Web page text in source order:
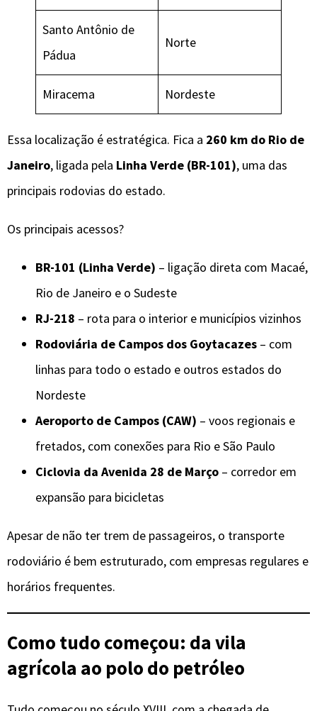
Santo Antônio de
Pádua
Norte
Miracema Nordeste
Essa localização é estratégica. Fica a 260 km do Rio de
Janeiro, ligada pela Linha Verde (BR-101), uma das
principais rodovias do estado.
Os principais acessos?
BR-101 (Linha Verde) – ligação direta com Macaé,
Rio de Janeiro e o Sudeste
RJ-218 – rota para o interior e municípios vizinhos
Rodoviária de Campos dos Goytacazes – com
linhas para todo o estado e outros estados do
Nordeste
Aeroporto de Campos (CAW) – voos regionais e
fretados, com conexões para Rio e São Paulo
Ciclovia da Avenida 28 de Março – corredor em
expansão para bicicletas
Apesar de não ter trem de passageiros, o transporte
rodoviário é bem estruturado, com empresas regulares e
horários frequentes.
Como tudo começou: da vila
agrícola ao polo do petróleo